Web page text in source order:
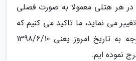
هر هتلی معمولا به صورت فصلی
می نماید، ما تاکید می کنیم که
این قیمت ها را با توجه به تاریخ امروز یعنی 1398/6/10
نموده ایم.